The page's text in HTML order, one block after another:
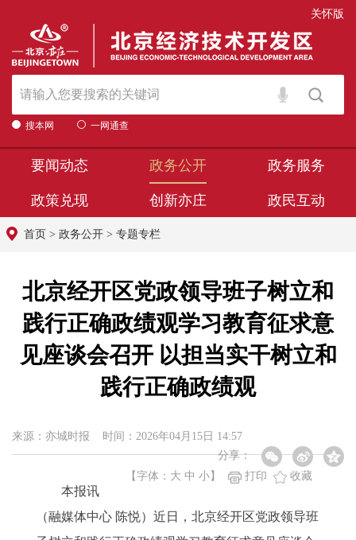
关怀版
搜本网 一网通查
要闻动态 政务公开 政务服务
政策兑现 创新亦庄 政民互动
首页 > 政务公开 > 专题专栏
北京经开区党政领导班子树立和
践行正确政绩观学习教育征求意
见座谈会召开 以担当实干树立和
践行正确政绩观
来源：亦城时报 时间：2026年04月15日 14:57
分享：
【字体： 大 中 小 】 打印 收藏
本报讯
（融媒体中心 陈悦）近日，北京经开区党政领导班